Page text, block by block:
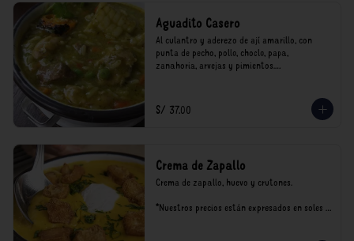
Aguadito Casero
Al culantro y aderezo de ají amarillo, con
punta de pecho, pollo, choclo, papa,
zanahoria, arvejas y pimientos.
incluyen impuestos de ley y recargo al
consumo.
S/ 37.00
Crema de Zapallo
Crema de zapallo, huevo y crutones.
*Nuestros precios están expresados en soles e